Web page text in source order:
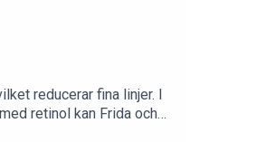
reducerar fina linjer. I
retinol kan Frida och
retinol och vilka ska